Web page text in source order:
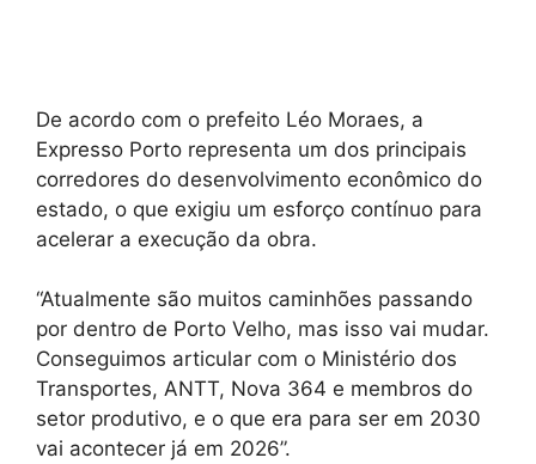
De acordo com o prefeito Léo Moraes, a
Expresso Porto representa um dos principais
corredores do desenvolvimento econômico do
estado, o que exigiu um esforço contínuo para
acelerar a execução da obra.
“Atualmente são muitos caminhões passando
por dentro de Porto Velho, mas isso vai mudar.
Conseguimos articular com o Ministério dos
Transportes, ANTT, Nova 364 e membros do
setor produtivo, e o que era para ser em 2030
vai acontecer já em 2026”.